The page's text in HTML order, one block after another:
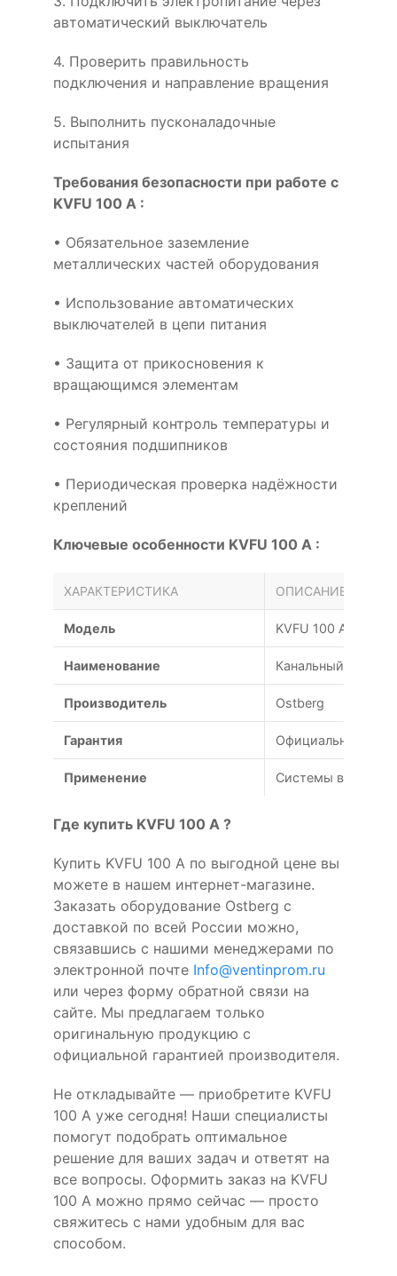
автоматический выключатель
4. Проверить правильность
подключения и направление вращения
5. Выполнить пусконаладочные
испытания
Требования безопасности при работе с
KVFU 100 A :
• Обязательное заземление
металлических частей оборудования
• Использование автоматических
выключателей в цепи питания
• Защита от прикосновения к
вращающимся элементам
• Регулярный контроль температуры и
состояния подшипников
• Периодическая проверка надёжности
креплений
Ключевые особенности KVFU 100 A :
ХАРАКТЕРИСТИКА ОПИСАНИЕ
Модель KVFU 100 A
Наименование Канальный
Производитель Ostberg
Гарантия Официальная
Применение Системы
Где купить KVFU 100 A ?
Купить KVFU 100 A по выгодной цене вы
можете в нашем интернет-магазине.
Заказать оборудование Ostberg с
доставкой по всей России можно,
связавшись с нашими менеджерами по
электронной почте Info@ventinprom.ru
или через форму обратной связи на
сайте. Мы предлагаем только
оригинальную продукцию с
официальной гарантией производителя.
Не откладывайте — приобретите KVFU
100 A уже сегодня! Наши специалисты
помогут подобрать оптимальное
решение для ваших задач и ответят на
все вопросы. Оформить заказ на KVFU
100 A можно прямо сейчас — просто
свяжитесь с нами удобным для вас
способом.